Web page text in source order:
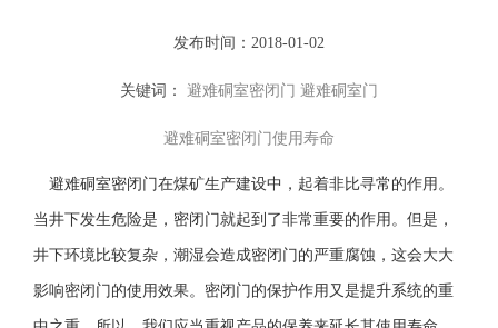
发布时间：2018-01-02
关键词： 避难硐室密闭门 避难硐室门
避难硐室密闭门使用寿命
避难硐室密闭门在煤矿生产建设中，起着非比寻常的作用。
当井下发生危险是，密闭门就起到了非常重要的作用。但是，
井下环境比较复杂，潮湿会造成密闭门的严重腐蚀，这会大大
影响密闭门的使用效果。密闭门的保护作用又是提升系统的重